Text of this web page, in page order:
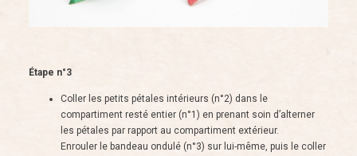
Étape n°3
Coller les petits pétales intérieurs (n°2) dans le
compartiment resté entier (n°1) en prenant soin d’alterner
les pétales par rapport au compartiment extérieur.
Enrouler le bandeau ondulé (n°3) sur lui-même, puis le coller